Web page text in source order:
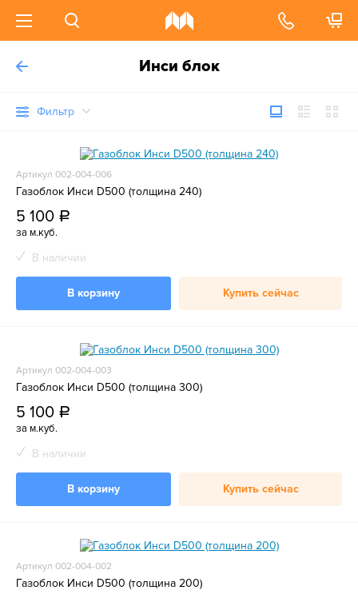
Инси блок
Фильтр
Артикул 002-004-006
Газоблок Инси D500 (толщина 240)
5 100 a
за м.куб.
В наличии
В корзину Купить сейчас
Артикул 002-004-003
Газоблок Инси D500 (толщина 300)
5 100 a
за м.куб.
В наличии
В корзину Купить сейчас
Артикул 002-004-002
Газоблок Инси D500 (толщина 200)